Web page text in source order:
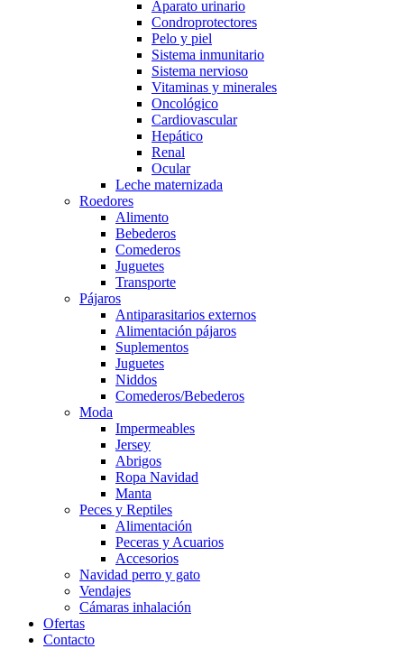
Aparato urinario
Condroprotectores
Pelo y piel
Sistema inmunitario
Sistema nervioso
Vitaminas y minerales
Oncológico
Cardiovascular
Hepático
Renal
Ocular
Leche maternizada
Roedores
Alimento
Bebederos
Comederos
Juguetes
Transporte
Pájaros
Antiparasitarios externos
Alimentación pájaros
Suplementos
Juguetes
Niddos
Comederos/Bebederos
Moda
Impermeables
Jersey
Abrigos
Ropa Navidad
Manta
Peces y Reptiles
Alimentación
Peceras y Acuarios
Accesorios
Navidad perro y gato
Vendajes
Cámaras inhalación
Ofertas
Contacto